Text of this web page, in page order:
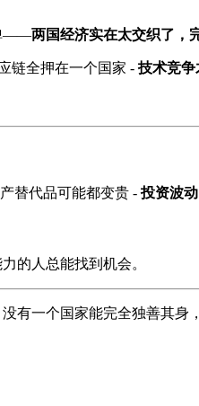
——两国经济实在太交织了，
链全押在一个国家 - 技术竞争
产替代品可能都变贵 -投资波动
的人总能找到机会。
有一个国家能完全独善其身